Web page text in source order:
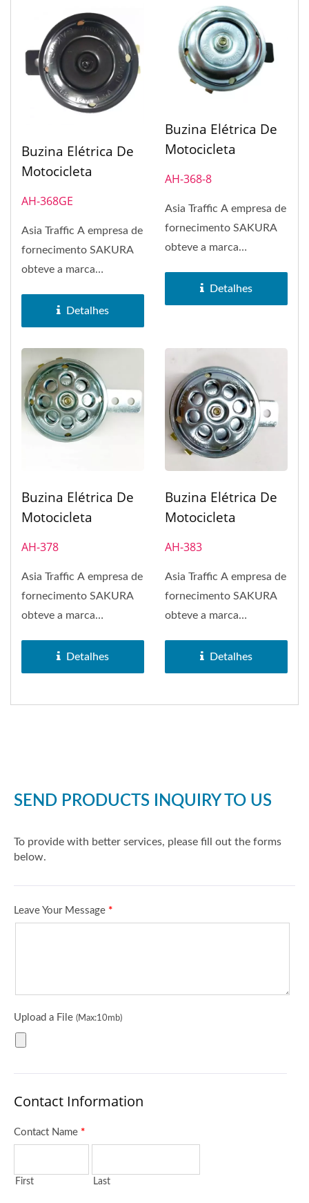
Buzina Elétrica De
Motocicleta
AH-368GE
Asia Traffic A empresa de
fornecimento SAKURA
obteve a marca
SAKURA em 1972....
Detalhes
Buzina Elétrica De
Motocicleta
AH-368-8
Asia Traffic A empresa de
fornecimento SAKURA
obteve a marca
SAKURA em 1972....
Detalhes
Buzina Elétrica De
Motocicleta
AH-378
Asia Traffic A empresa de
fornecimento SAKURA
obteve a marca
SAKURA em 1972....
Detalhes
Buzina Elétrica De
Motocicleta
AH-383
Asia Traffic A empresa de
fornecimento SAKURA
obteve a marca
SAKURA em 1972....
Detalhes